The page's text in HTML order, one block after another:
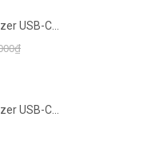
USB-C...
USB-C...